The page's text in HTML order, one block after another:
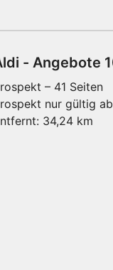
- Angebote
– 41 Seiten
nur gültig
34,24 km